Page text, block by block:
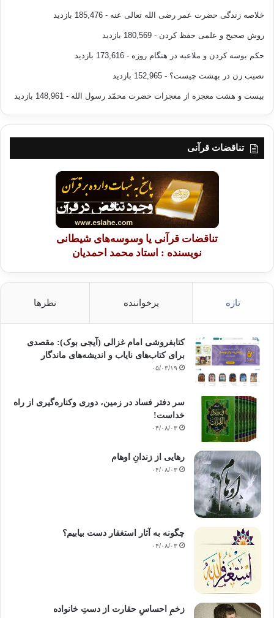
خلاصه زندگی حضرت عمر رضی الله تعالی عنه - 185,476 بازدید
روش صحیح و علمی حفظ کردن - 180,569 بازدید
حکم بوسه کردن و ملاعبه در هنگام روزه - 173,616 بازدید
نصیب زن در بهشت چیست؟ - 152,965 بازدید
بیست و هشت معجزه از معجزات حضرت محمّد رسول الله - 148,961 بازدید
تناقضات قرآنی
تناقضات قرآنی یا وسوسه‌های شیطانی
نویسنده : استاد محمد احمدیان
تازه پرخواننده نظرها
کتابفروشی امام غزالی (آیجی بوک): مقصدی
برای کتاب‌های نایاب و اندیشه‌های ماندگار
۰۵/۰۳/۱۹
سر دفتر فساد در زمین‌، دوری وکناره‌گیری از راه
خداست‌!
۰۴/۰۸/۰۳
رهایی از زندانِ اوهام
۰۴/۰۸/۰۳
چگونه به آثار استغفار دست بیابیم؟
۰۴/۰۸/۰۳
زخمِ احساسِ حقارت از دستِ خانواده